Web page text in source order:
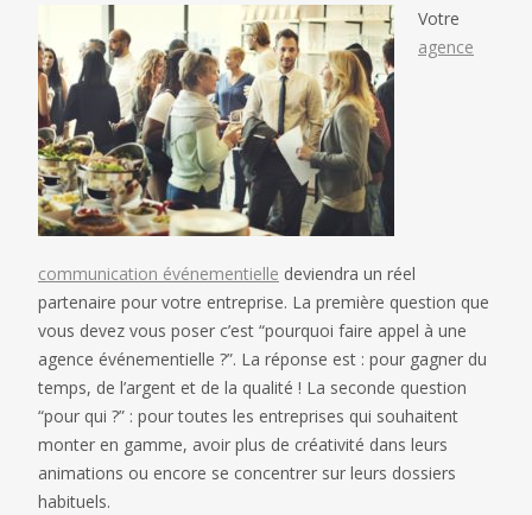
Votre
agence
communication événementielle deviendra un réel
partenaire pour votre entreprise. La première question que
vous devez vous poser c’est “pourquoi faire appel à une
agence événementielle ?”. La réponse est : pour gagner du
temps, de l’argent et de la qualité ! La seconde question
“pour qui ?” : pour toutes les entreprises qui souhaitent
monter en gamme, avoir plus de créativité dans leurs
animations ou encore se concentrer sur leurs dossiers
habituels.